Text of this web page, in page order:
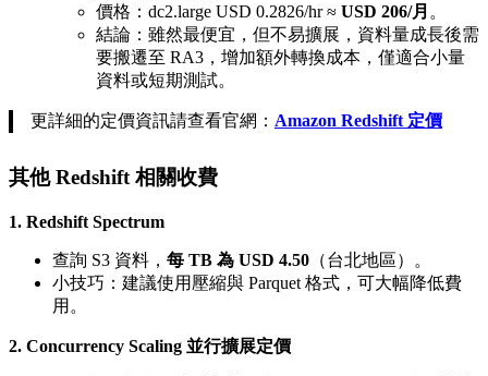
價格：dc2.large USD 0.2826/hr ≈ USD 206/月 。
結論：雖然最便宜，但不易擴展，資料量成長後需
要搬遷至 RA3，增加額外轉換成本，僅適合小量
資料或短期測試。
更詳細的定價資訊請查看官網： Amazon Redshift 定價
其他 Redshift 相關收費
1. Redshift Spectrum
查詢 S3 資料， 每 TB 為 USD 4.50 （台北地區）。
小技巧：建議使用壓縮與 Parquet 格式，可大幅降低費
用。
2. Concurrency Scaling 並行擴展定價